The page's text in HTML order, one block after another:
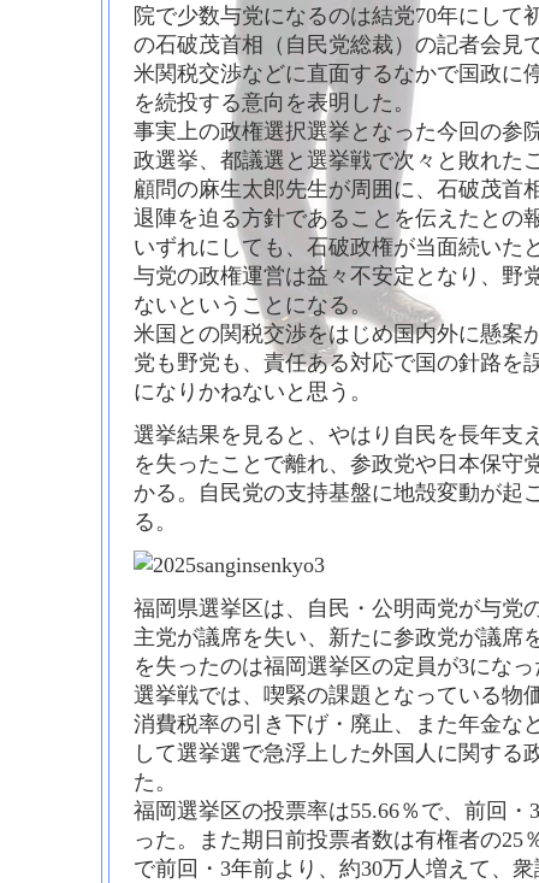
院で少数与党になるのは結党70年にして
の石破茂首相（自民党総裁）の記者会見
米関税交渉などに直面するなかで国政に
を続投する意向を表明した。
事実上の政権選択選挙となった今回の参
政選挙、都議選と選挙戦で次々と敗れた
顧問の麻生太郎先生が周囲に、石破茂首
退陣を迫る方針であることを伝えたとの
いずれにしても、石破政権が当面続いた
与党の政権運営は益々不安定となり、野
ないということになる。
米国との関税交渉をはじめ国内外に懸案
党も野党も、責任ある対応で国の針路を
になりかねないと思う。
選挙結果を見ると、やはり自民を長年支
を失ったことで離れ、参政党や日本保守
かる。自民党の支持基盤に地殻変動が起
る。
福岡県選挙区は、自民・公明両党が与党
主党が議席を失い、新たに参政党が議席
を失ったのは福岡選挙区の定員が3にな
選挙戦では、喫緊の課題となっている物
消費税率の引き下げ・廃止、また年金な
して選挙選で急浮上した外国人に関する
た。
福岡選挙区の投票率は55.66％で、前回
った。また期日前投票者数は有権者の25
で前回・3年前より、約30万人増えて、